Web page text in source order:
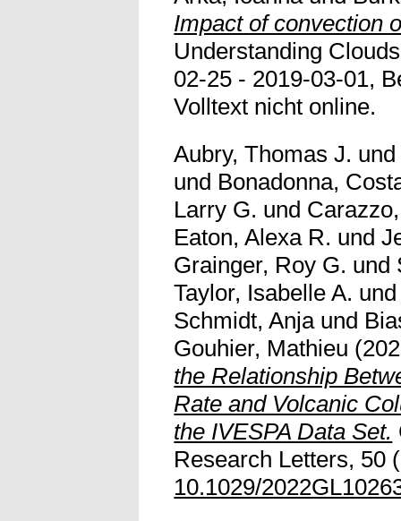
Impact of convection
Understanding
02-25 - 2019-03-01,
Volltext nicht online.
Aubry, Thomas J.
und Bonadonna,
Larry G. und
Eaton, Alexa R. und
Grainger, Roy G. und
Taylor, Isabelle A.
Schmidt, Anjaund
Gouhier, Mathieu
the Relationship
Rate and Volcanic
the IVESPA Data Set.
Research Letters, 50
10.1029/